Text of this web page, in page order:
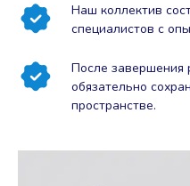
Наш коллектив
специалистов с
После
обязательно
пространстве.